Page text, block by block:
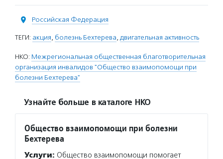
Российская Федерация
ТЕГИ: акция, болезнь Бехтерева, двигательная активность
НКО: Межрегиональная общественная благотворительная
организация инвалидов "Общество взаимопомощи при
болезни Бехтерева"
Узнайте больше в каталоге НКО
Общество взаимопомощи при болезни
Бехтерева
Услуги: Общество взаимопомощи помогает